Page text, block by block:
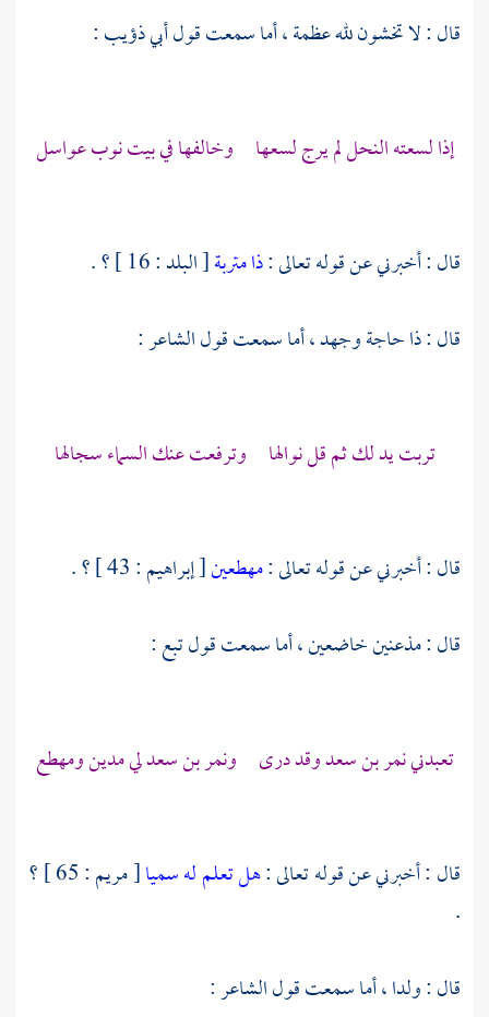
قال : لا تخشون لله عظمة ، أما سمعت قولأبي ذؤيب:
إذا لسعته النحل لم يرج لسعها وخالفها في بيت نوب عواسل
قال : أخبرني عن قوله تعالى :ذا متربة[ البلد : 16 ] ؟ .
قال : ذا حاجة وجهد ، أما سمعت قول الشاعر :
تربت يد لك ثم قل نوالها وترفعت عنك السماء سجالها
قال : أخبرني عن قوله تعالى :مهطعين[ إبراهيم : 43 ] ؟ .
قال : مذعنين خاضعين ، أما سمعت قولتبع:
تعبدنينمر بن سعدوقد درى ونمر بن سعدلي مدين ومهطع
قال : أخبرني عن قوله تعالى :هل تعلم له سميا
[ مريم : 65 ] ؟
.
قال : ولدا ، أما سمعت قول الشاعر :